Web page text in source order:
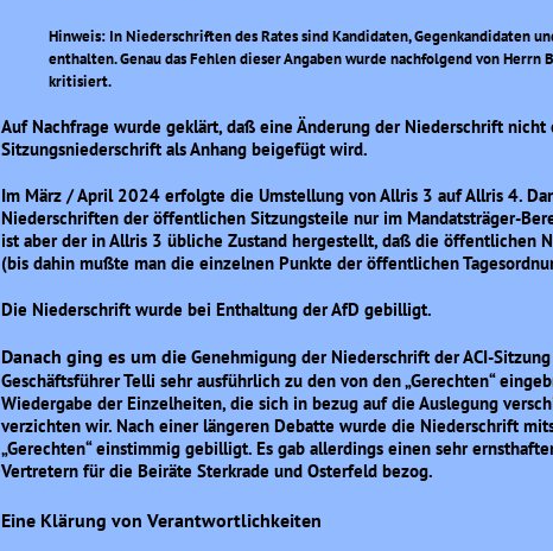
Hinweis: In Niederschriften des Rates sind Kandidaten, Gegenkandidaten
enthalten. Genau das Fehlen dieser Angaben wurde nachfolgend von Herrn
kritisiert.
Auf Nachfrage wurde geklärt, daß eine Änderung der Niederschrift
Sitzungsniederschrift als Anhang beigefügt wird.
Im März / April 2024 erfolgte die Umstellung von Allris 3 auf Allris 4.
Niederschriften der öffentlichen Sitzungsteile nur im Mandatsträger-
ist aber der in Allris 3 übliche Zustand hergestellt, daß die öffentlichen
(bis dahin mußte man die einzelnen Punkte der öffentlichen
Die Niederschrift wurde bei Enthaltung der AfD gebilligt.
Danach ging es um die Genehmigung der Niederschrift der ACI-
Geschäftsführer Telli sehr ausführlich zu den von den „Gerechten“
Wiedergabe der Einzelheiten, die sich in bezug auf die Auslegung
verzichten wir. Nach einer längeren Debatte wurde die Niederschrift
„Gerechten“ einstimmig gebilligt. Es gab allerdings einen sehr
Vertretern für die Beiräte Sterkrade und Osterfeld bezog.
Eine Klärung von Verantwortlichkeiten